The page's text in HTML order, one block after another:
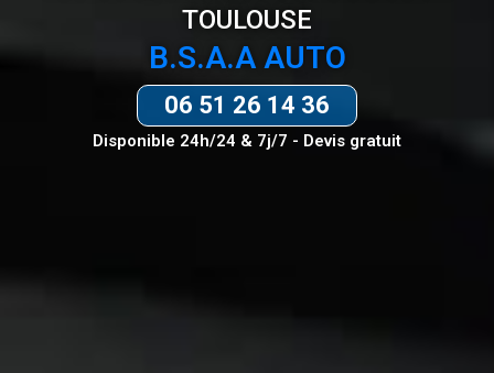
TOULOUSE
B.S.A.A AUTO
06 51 26 14 36
Disponible 24h/24 & 7j/7 - Devis gratuit